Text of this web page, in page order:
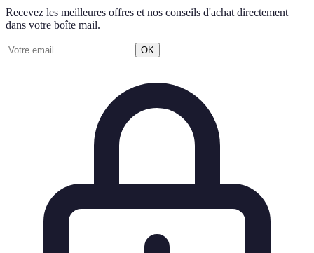
Recevez les meilleures offres et nos conseils d'achat directement
dans votre boîte mail.
OK